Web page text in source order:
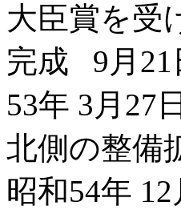
大臣賞を受
完成 9月21
53年 3月27
北側の整備
昭和54年